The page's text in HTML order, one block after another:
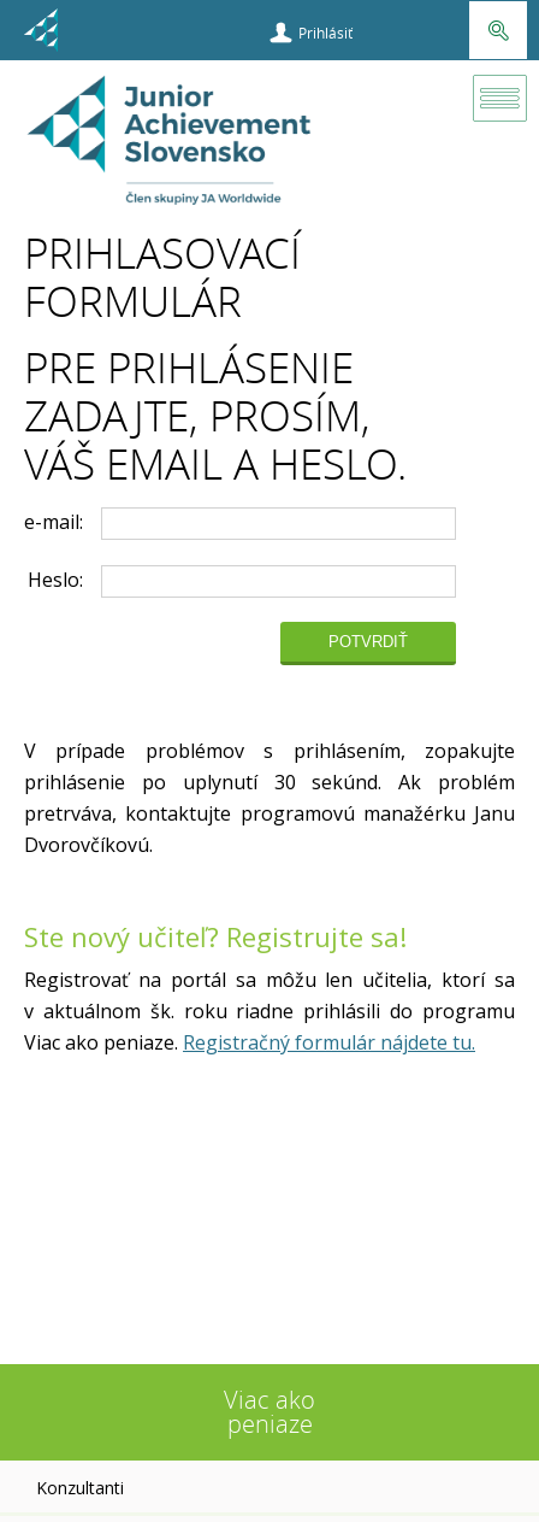
Prihlásiť
PRIHLASOVACÍ
FORMULÁR
PRE PRIHLÁSENIE
ZADAJTE, PROSÍM,
VÁŠ EMAIL A HESLO.
e-mail:
Heslo:
V prípade problémov s prihlásením, zopakujte
prihlásenie po uplynutí 30 sekúnd. Ak problém
pretrváva, kontaktujte programovú manažérku Janu
Dvorovčíkovú.
Ste nový učiteľ? Registrujte sa!
Registrovať na portál sa môžu len učitelia, ktorí sa
v aktuálnom šk. roku riadne prihlásili do programu
Viac ako peniaze. Registračný formulár nájdete tu.
Viac ako
peniaze
Konzultanti